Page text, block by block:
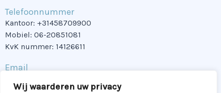
Wij waarderen uw privacy
Telefoonnummer
Kantoor: +31458709900
Mobiel: 06-20851081
KvK nummer: 14126611
Email